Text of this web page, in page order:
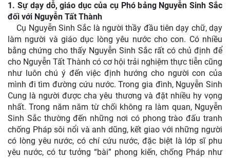
1. Sự dạy dỗ, giáo dục của cụ Phó bảng Nguyễn Sinh Sắc
đối với Nguyễn Tất Thành
Cụ Nguyễn Sinh Sắc là người thầy đầu tiên dạy chữ, dạy
làm người và giáo dục lòng yêu nước cho con. Có nhiều
bằng chứng cho thấy Nguyễn Sinh Sắc rất có chủ định để
cho Nguyễn Tất Thành có cơ hội trải nghiệm thực tiễn cũng
như luôn chú ý đến việc định hướng cho người con của
mình đi tìm đường cứu nước. Trong gia đình, Nguyễn Sinh
Cung là người được cha yêu thương và đặt nhiều hy vọng
nhất. Trong năm năm từ chối không ra làm quan, Nguyễn
Sinh Sắc thường đến những nơi có phong trào đấu tranh
chống Pháp sôi nổi và anh dũng, kết giao với những người
có lòng yêu nước, có chí cứu nước, đặc biệt là lớp sĩ phu
yêu nước, có tư tưởng “bài” phong kiến, chống Pháp như